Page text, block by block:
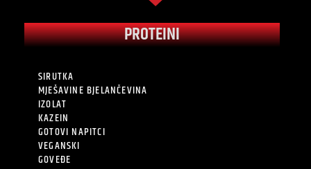
PROTEINI
SIRUTKA
MJEŠAVINE BJELANČEVINA
IZOLAT
KAZEIN
GOTOVI NAPITCI
VEGANSKI
GOVEĐE